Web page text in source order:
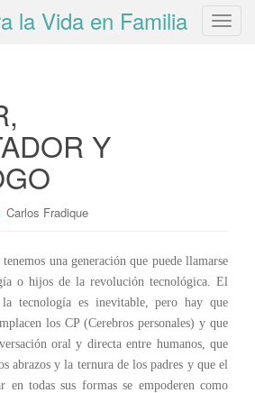
T
t
la Vida en Familia
Y
Carlos Fradique
una generación que puede llamarse
o hijos de la revolución tecnológica. El
tecnología es inevitable, pero hay que
los CP (Cerebros personales) y que
oral y directa entre humanos, que
abrazos y la ternura de los padres y que el
en todas sus formas se empoderen como